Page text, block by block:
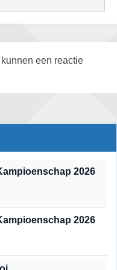
een reactie
2026
2026